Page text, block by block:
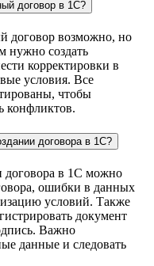
договор в 1С?
договор возможно, но
нужно создать
корректировки в
условия. Все
чтобы
конфликтов.
договора в 1С?
договора в 1С можно
ошибки в данных
условий. Также
документ
Важно
данные и следовать